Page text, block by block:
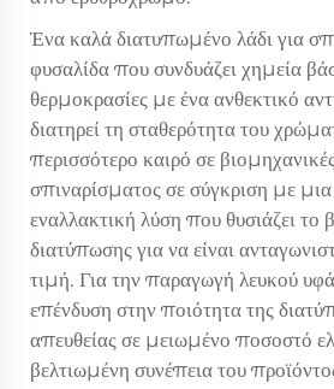
Ένα καλά διατυπωμένο λάδι για
φυσαλίδα που συνδυάζει χημεία
θερμοκρασίες με ένα ανθεκτικό
διατηρεί τη σταθερότητα του
περισσότερο καιρό σε
σπιναρίσματος σε σύγκριση με
εναλλακτική λύση που θυσιάζει το
διατύπωσης για να είναι
τιμή. Για την παραγωγή λευκού
επένδυση στην ποιότητα της
απευθείας σε μειωμένο ποσοστό
βελτιωμένη συνέπεια του